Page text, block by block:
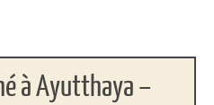
à Ayutthaya –